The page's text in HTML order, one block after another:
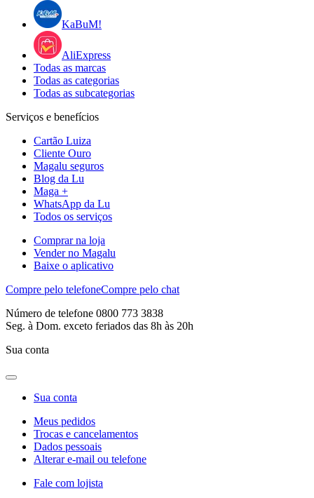
KaBuM!
AliExpress
Todas as marcas
Todas as categorias
Todas as subcategorias
Serviços e benefícios
Cartão Luiza
Cliente Ouro
Magalu seguros
Blog da Lu
Maga +
WhatsApp da Lu
Todos os serviços
Comprar na loja
Vender no Magalu
Baixe o aplicativo
Compre pelo telefoneCompre pelo chat
Número de telefone 0800 773 3838
Seg. à Dom. exceto feriados das 8h às 20h
Sua conta
Sua conta
Meus pedidos
Trocas e cancelamentos
Dados pessoais
Alterar e-mail ou telefone
Fale com lojista